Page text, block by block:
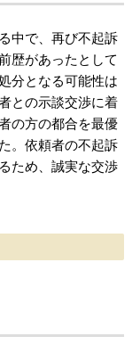
中で、再び不起訴
歴があったとして
分となる可能性は
との示談交渉に着
の方の都合を最優
。依頼者の不起訴
ため、誠実な交渉